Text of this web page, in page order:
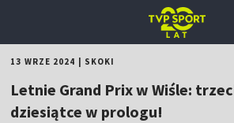
13 WRZE 2024 SKOKI
Letnie Grand Prix w Wiśle:
dziesiątce w prologu!